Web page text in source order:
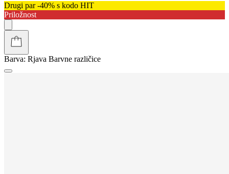
Drugi par -40% s kodo HIT
Priložnost
Barva: Rjava Barvne različice